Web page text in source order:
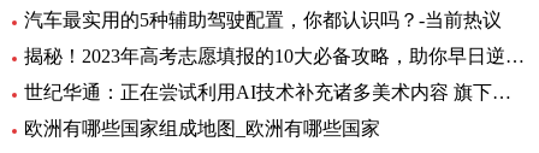
汽车最实用的5种辅助驾驶配置，你都认识吗？-当前热议
揭秘！2023年高考志愿填报的10大必备攻略，助你早日逆袭上岸！
世纪华通：正在尝试利用AI技术补充诸多美术内容 旗下盛趣游戏不少产品都已开始小规模使用-热门看点
欧洲有哪些国家组成地图_欧洲有哪些国家